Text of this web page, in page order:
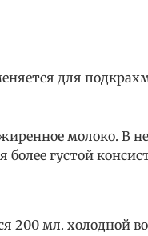
для
молоко. В
густой
200 мл. холодной